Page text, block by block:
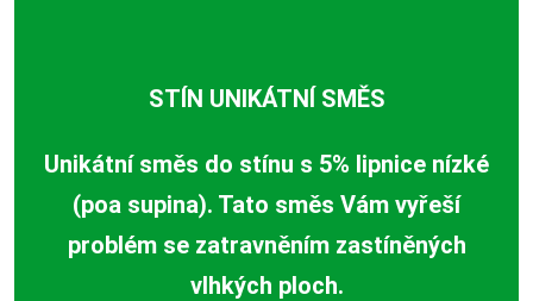
STÍN UNIKÁTNÍ SMĚS
Unikátní směs do stínu s 5% lipnice nízké
(poa supina). Tato směs Vám vyřeší
problém se zatravněním zastíněných
vlhkých ploch.